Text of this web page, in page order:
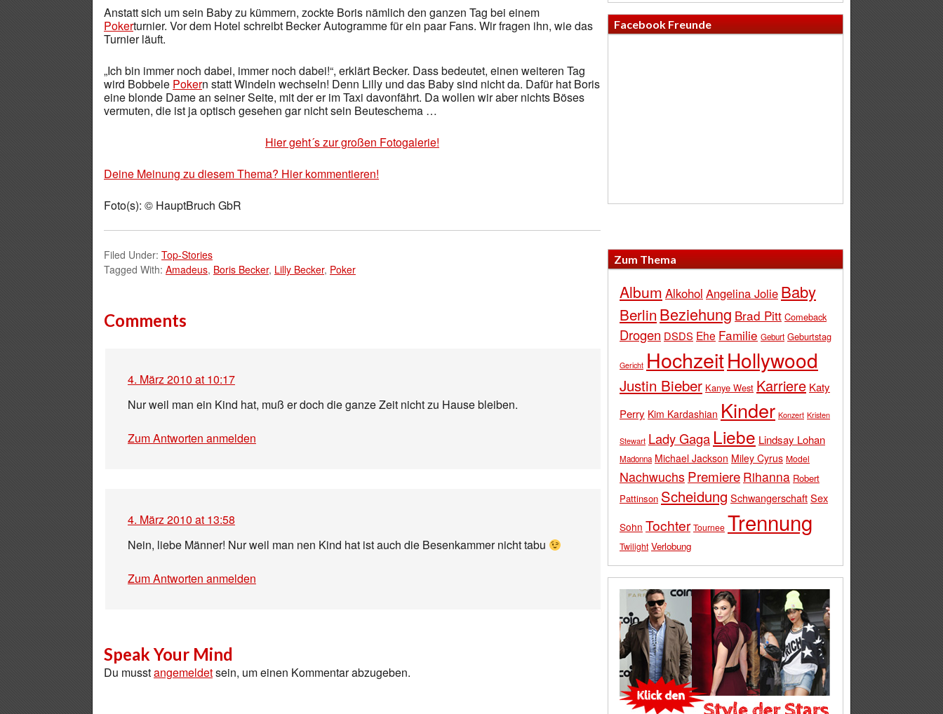
Anstatt sich um sein Baby zu kümmern, zockte Boris nämlich den ganzen Tag bei einem
Pokerturnier. Vor dem Hotel schreibt Becker Autogramme für ein paar Fans. Wir fragen ihn, wie das
Turnier läuft.
„Ich bin immer noch dabei, immer noch dabei!“, erklärt Becker. Dass bedeutet, einen weiteren Tag
wird Bobbele Pokern statt Windeln wechseln! Denn Lilly und das Baby sind nicht da. Dafür hat Boris
eine blonde Dame an seiner Seite, mit der er im Taxi davonfährt. Da wollen wir aber nichts Böses
vermuten, die ist ja optisch gesehen gar nicht sein Beuteschema …
Hier geht´s zur großen Fotogalerie!
Deine Meinung zu diesem Thema? Hier kommentieren!
Foto(s): © HauptBruch GbR
Filed Under: Top-Stories
Tagged With: Amadeus, Boris Becker, Lilly Becker, Poker
Comments
4. März 2010 at 10:17
Nur weil man ein Kind hat, muß er doch die ganze Zeit nicht zu Hause bleiben.
Zum Antworten anmelden
4. März 2010 at 13:58
Nein, liebe Männer! Nur weil man nen Kind hat ist auch die Besenkammer nicht tabu
Zum Antworten anmelden
Speak Your Mind
Du musstangemeldetsein, um einen Kommentar abzugeben.
Facebook Freunde
Zum Thema
Album Alkohol Angelina Jolie Baby
Berlin Beziehung Brad Pitt Comeback
Drogen DSDS Ehe Familie Geburt Geburtstag
Gericht HochzeitHollywood
Justin Bieber Kanye West Karriere Katy
Perry Kim Kardashian Kinder Konzert Kristen
Stewart Lady Gaga Liebe Lindsay Lohan
Madonna Michael Jackson Miley Cyrus Model
Nachwuchs Premiere Rihanna Robert
Pattinson Scheidung SchwangerschaftSex
Sohn Tochter Tournee Trennung
Twilight Verlobung